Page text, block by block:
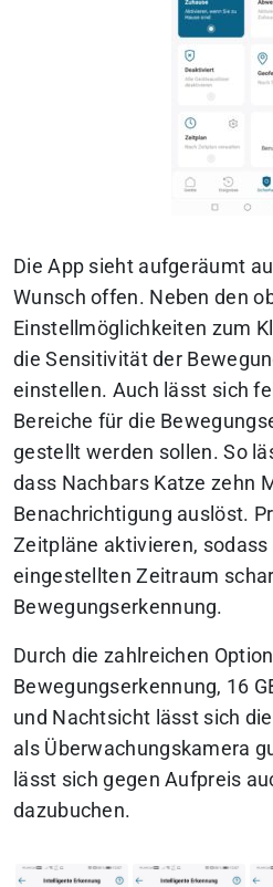
Die App sieht aufgeräumt
Wunsch offen. Neben den
Einstellmöglichkeiten zum
die Sensitivität der
einstellen. Auch lässt sich
Bereiche für die
gestellt werden sollen. So
dass Nachbars Katze zehn
Benachrichtigung auslöst.
Zeitpläne aktivieren, sodass
eingestellten Zeitraum
Bewegungserkennung.
Durch die zahlreichen
Bewegungserkennung, 16
und Nachtsicht lässt sich
als Überwachungskamera
lässt sich gegen Aufpreis
dazubuchen.